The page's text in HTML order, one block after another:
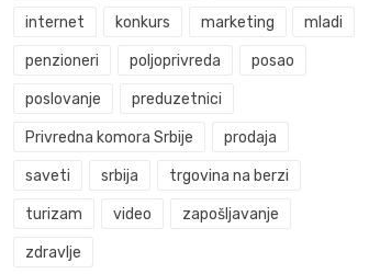
internet konkurs marketing mladi
penzioneri poljoprivreda posao
poslovanje preduzetnici
Privredna komora Srbije prodaja
saveti srbija trgovina na berzi
turizam video zapošljavanje
zdravlje